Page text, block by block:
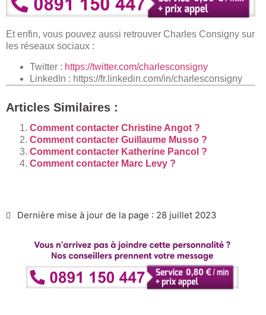
Et enfin, vous pouvez aussi retrouver Charles Consigny sur
les réseaux sociaux :
​Twitter : https://twitter.com/charlesconsigny
LinkedIn : https://fr.linkedin.com/in/charlesconsigny​
Articles Similaires :
Comment contacter Christine Angot ?
Comment contacter Guillaume Musso ?
Comment contacter Katherine Pancol ?
Comment contacter Marc Levy ?
Dernière mise à jour de la page : 28 juillet 2023